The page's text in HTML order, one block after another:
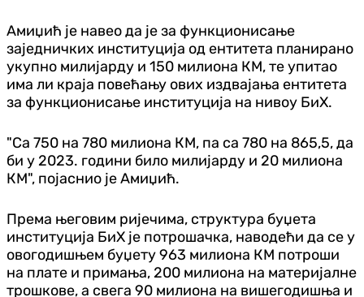
Амиџић је навео да је за функционисање
заједничких институција од ентитета планирано
укупно милијарду и 150 милиона КМ, те упитао
има ли краја повећању ових издвајања ентитета
за функционисање институција на нивоу БиХ.
"Са 750 на 780 милиона КМ, па са 780 на 865,5, да
би у 2023. години било милијарду и 20 милиона
КМ", појаснио је Амиџић.
Према његовим ријечима, структура буџета
институција БиХ је потрошачка, наводећи да се у
овогодишњем буџету 963 милиона КМ потроши
на плате и примања, 200 милиона на материјалне
трошкове, а свега 90 милиона на вишегодишња и